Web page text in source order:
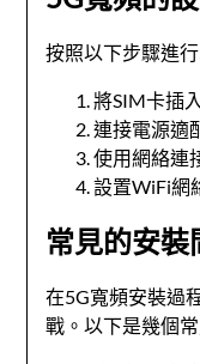
按照以下步驟進
將SIM卡插
連接電源適
使用網絡連
設置WiFi網
常見的安裝
在5G寬頻安裝過
戰。以下是幾個